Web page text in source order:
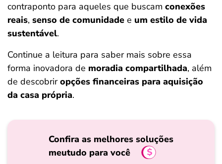
contraponto para aqueles que buscam conexões
reais, senso de comunidade e um estilo de vida
sustentável.
Continue a leitura para saber mais sobre essa
forma inovadora de moradia compartilhada, além
de descobriropções financeiras para aquisição
da casa própria.
Confira as melhores soluções
meutudo para você